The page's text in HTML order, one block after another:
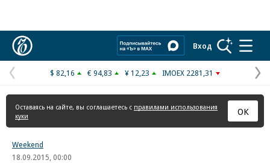
Вход
Предыдущая
страница
$ 82,16 € 94,83 ¥ 12,23 IMOEX 2281,31
Оставаясь на сайте, вы соглашаетесь с правилами использования
куки
ОК
Weekend
18.09.2015, 00:00